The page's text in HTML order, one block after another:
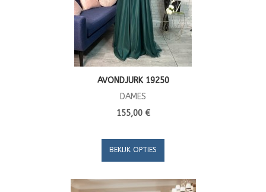
AVONDJURK 19250
DAMES
155,00 €
BEKIJK OPTIES